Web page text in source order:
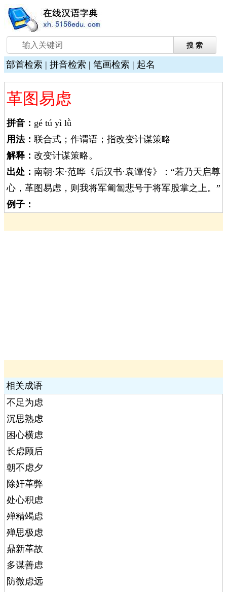
部首检索 | 拼音检索 | 笔画检索 | 起名
革图易虑
拼音： gé tú yì lǜ
用法： 联合式；作谓语；指改变计谋策略
解释： 改变计谋策略。
出处： 南朝·宋·范晔《后汉书·袁谭传》：“若乃天启尊
心，革图易虑，则我将军匍匐悲号于将军股掌之上。”
例子：
相关成语
不足为虑
沉思熟虑
困心横虑
长虑顾后
朝不虑夕
除奸革弊
处心积虑
殚精竭虑
殚思极虑
鼎新革故
多谋善虑
防微虑远